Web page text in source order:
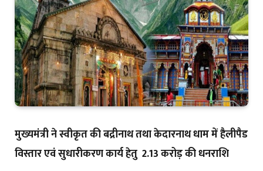
मुख्यमंत्री ने स्वीकृत की बद्रीनाथ तथा केदारनाथ धाम में हैलीपैड
विस्तार एवं सुधारीकरण कार्य हेतु ₹ 2.13 करोड़ की धनराशि